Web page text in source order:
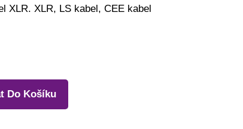
XLR. XLR, LS kabel, CEE kabel
Do Košíku